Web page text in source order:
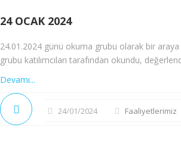
24 OCAK 2024
24.01.2024 günü okuma grubu olarak bir
grubu katılımcıları tarafından okundu,
Devamı...
24/01/2024 Faaliyetlerimiz